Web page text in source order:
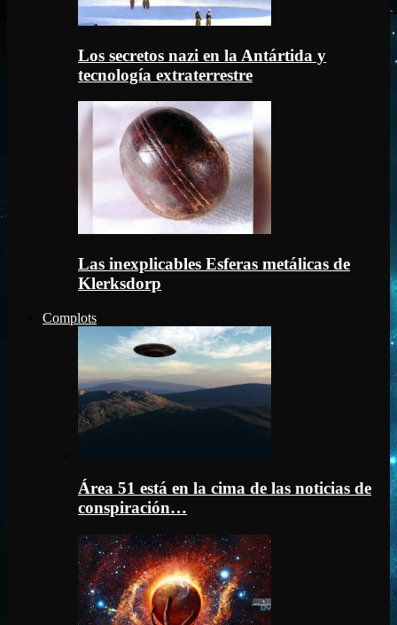
Los secretos nazi en la Antártida y
tecnología extraterrestre
Las inexplicables Esferas metálicas de
Klerksdorp
Complots
Área 51 está en la cima de las noticias de
conspiración…